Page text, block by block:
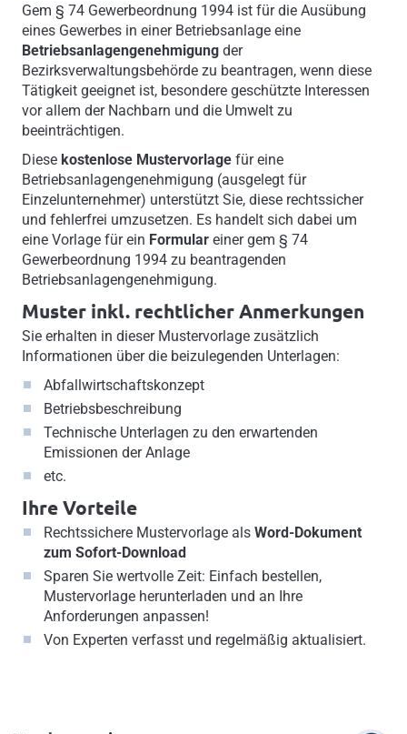
Gem § 74 Gewerbeordnung 1994 ist für die Ausübung
eines Gewerbes in einer Betriebsanlage eine
Betriebsanlagengenehmigungder
Bezirksverwaltungsbehörde zu beantragen, wenn diese
Tätigkeit geeignet ist, besondere geschützte Interessen
vor allem der Nachbarn und die Umwelt zu
beeinträchtigen.
Diese kostenlose Mustervorlagefür eine
Betriebsanlagengenehmigung (ausgelegt für
Einzelunternehmer) unterstützt Sie, diese rechtssicher
und fehlerfrei umzusetzen. Es handelt sich dabei um
eine Vorlage für ein Formulareiner gem § 74
Gewerbeordnung 1994 zu beantragenden
Betriebsanlagengenehmigung.
Muster inkl. rechtlicher Anmerkungen
Sie erhalten in dieser Mustervorlage zusätzlich
Informationen über die beizulegenden Unterlagen:
Abfallwirtschaftskonzept
Betriebsbeschreibung
Technische Unterlagen zu den erwartenden
Emissionen der Anlage
etc.
Ihre Vorteile
Rechtssichere Mustervorlage als Word-Dokument
zum Sofort-Download
Sparen Sie wertvolle Zeit: Einfach bestellen,
Mustervorlage herunterladen und an Ihre
Anforderungen anpassen!
Von Experten verfasst und regelmäßig aktualisiert.